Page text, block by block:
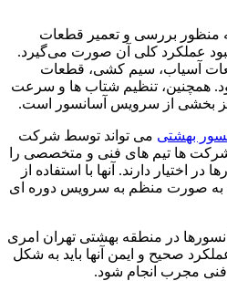
منظور بررسی و تعمیر قطعات
عملکرد کلی آن صورت می‌گیرد.
آسیاب، سیم کشی، قطعات
همچنین، تنظیم شتاب ها و سرعت
بخشی از سرویس آسانسور است.
بهشتی می تواند توسط شرکت
ها تیم های فنی و متخصصی را
اختیار دارند. آنها با استفاده از
به صورت منظم به سرویس دوره ای
در منطقه بهشتی تهران امری
صحیح و ایمن آنها باید به شکل
فنی مجرب انجام شود.